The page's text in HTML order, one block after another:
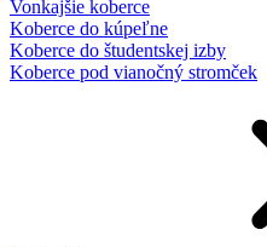
Vonkajšie koberce
Koberce do kúpeľne
Koberce do študentskej izby
Koberce pod vianočný stromček